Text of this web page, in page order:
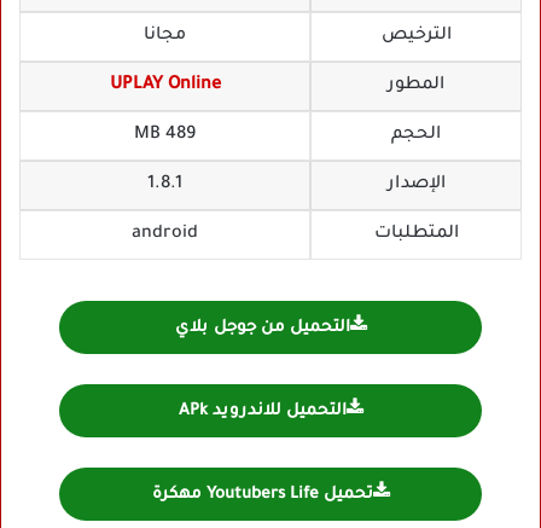
الترخيص مجانا
المطور UPLAY Online
الحجم 489 MB
الإصدار 1.8.1
المتطلبات android
التحميل من جوجل بلاي
التحميل للاندرويد APk
تحميل Youtubers Life مهكرة